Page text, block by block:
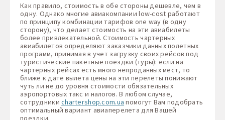
Как правило, стоимость в обе стороны дешевле, чем в
одну. Однако многие авиакомпании low-cost работают
по принципу комбинации тарифов one way (в одну
сторону), что делает стоимость на эти авиабилеты
более привлекательной. Стоимость чартерных
авиабилетов определяют заказчики данных полетных
программ, принимая в учет загрузку своих рейсов под
туристические пакетные поездки (туры): если на
чартерных рейсах есть много непроданных мест, то
ближе к дате вылета цены на эти перелеты понижают
чуть ли не до уровня стоимости обязательных
аэропортовых такс и налогов. В любом случае,
сотрудникиchartershop.com.ua помогут Вам подобрать
оптимальный вариант авиаперелета для Вашей
поездки.